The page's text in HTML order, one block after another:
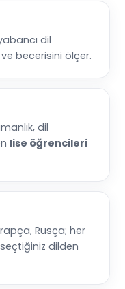
dil
becerisini ölçer.
dil
lise öğrencileri
Rusça; her
dilden